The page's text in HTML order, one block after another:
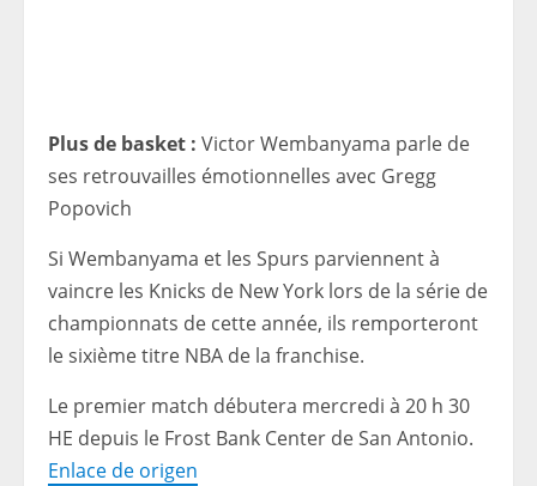
Plus de basket : Victor Wembanyama parle de
ses retrouvailles émotionnelles avec Gregg
Popovich
Si Wembanyama et les Spurs parviennent à
vaincre les Knicks de New York lors de la série de
championnats de cette année, ils remporteront
le sixième titre NBA de la franchise.
Le premier match débutera mercredi à 20 h 30
HE depuis le Frost Bank Center de San Antonio.
Enlace de origen